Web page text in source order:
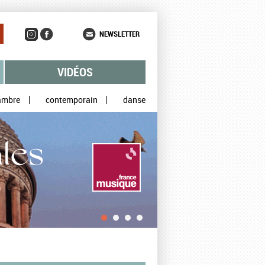
NEWSLETTER
VIDÉOS
contemporain danse